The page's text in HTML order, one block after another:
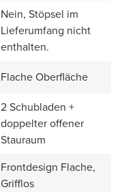
Nein, Stöpsel im
Lieferumfang nicht
enthalten.
Flache Oberfläche
2 Schubladen +
doppelter offener
Stauraum
Frontdesign Flache,
Grifflos